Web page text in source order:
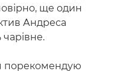
ще один
Андреса
порекомендую